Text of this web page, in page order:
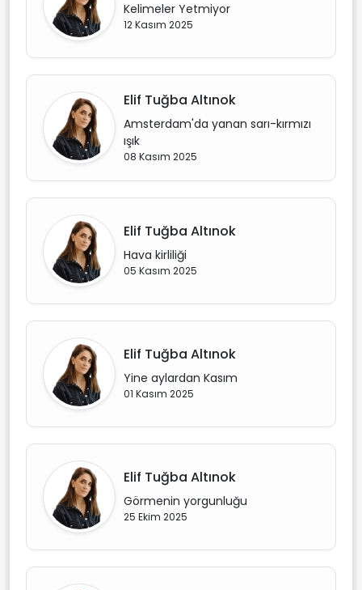
Kelimeler Yetmiyor
12 Kasım 2025
Elif Tuğba Altınok
Amsterdam'da yanan sarı-kırmızı
ışık
08 Kasım 2025
Elif Tuğba Altınok
Hava kirliliği
05 Kasım 2025
Elif Tuğba Altınok
Yine aylardan Kasım
01 Kasım 2025
Elif Tuğba Altınok
Görmenin yorgunluğu
25 Ekim 2025